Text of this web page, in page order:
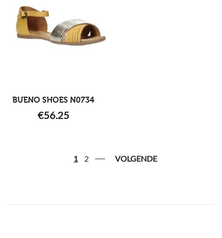
BUENO SHOES N0734
€56.25
1 2 VOLGENDE